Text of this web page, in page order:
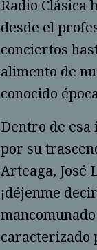
Radio Clásica
desde el
conciertos
alimento de
conocido
Dentro de
por su
Arteaga, José
¡déjenme
caracterizado